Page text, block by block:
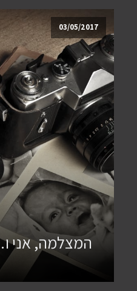
03/05/2017
המצלמה, אני